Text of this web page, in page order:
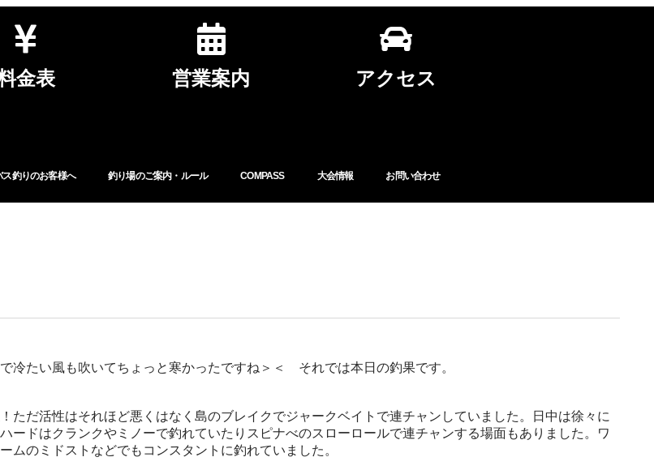
金表 営業案内 アクセス
ス釣りのお客様へ 釣り場のご案内・ルール COMPASS 大会情報 お問い合わせ
たい風も吹いてちょっと寒かったですね＞＜ それでは本日の釣果です。
だ活性はそれほど悪くはなく島のブレイクでジャークベイトで連チャンしていました。日中は徐々に
ドはクランクやミノーで釣れていたりスピナべのスローロールで連チャンする場面もありました。ワ
のミドストなどでもコンスタントに釣れていました。